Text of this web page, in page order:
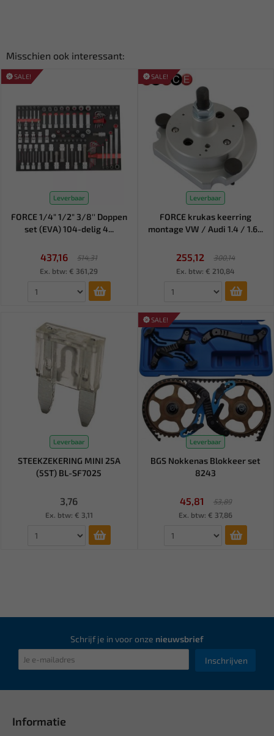
Misschien ook interessant:
SALE!
Leverbaar
FORCE 1/4" 1/2" 3/8'' Doppen
set (EVA) 104-delig 4...
437,16
514,31
Ex. btw: € 361,29
SALE!
Leverbaar
FORCE krukas keerring
montage VW / Audi 1.4 / 1.6...
255,12
300,14
Ex. btw: € 210,84
Leverbaar
STEEKZEKERING MINI 25A
(5ST) BL-SF7025
3,76
Ex. btw: € 3,11
SALE!
Leverbaar
BGS Nokkenas Blokkeer set
8243
45,81
53,89
Ex. btw: € 37,86
Schrijf je in voor onze nieuwsbrief
Inschrijven
Informatie